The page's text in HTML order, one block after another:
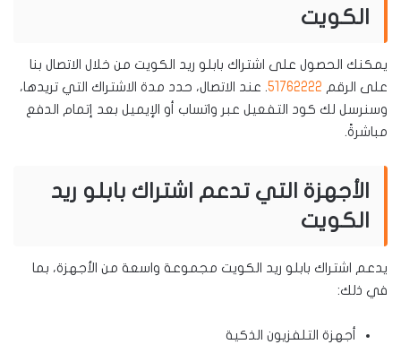
الكويت
يمكنك الحصول على اشتراك بابلو ريد الكويت من خلال الاتصال بنا
على الرقم 51762222. عند الاتصال، حدد مدة الاشتراك التي تريدها،
وسنرسل لك كود التفعيل عبر واتساب أو الإيميل بعد إتمام الدفع
مباشرةً.
الأجهزة التي تدعم اشتراك بابلو ريد
الكويت
يدعم اشتراك بابلو ريد الكويت مجموعة واسعة من الأجهزة، بما
في ذلك:
أجهزة التلفزيون الذكية